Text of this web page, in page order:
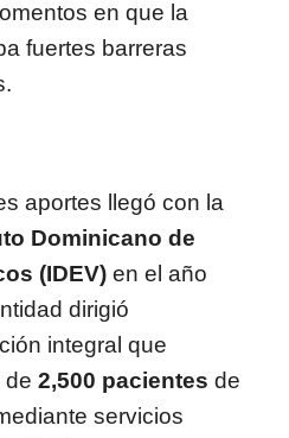
en que la
fuertes barreras
aportes llegó con la
Dominicano de
(IDEV) en el año
dirigió
integral que
de 2,500 pacientes de
servicios